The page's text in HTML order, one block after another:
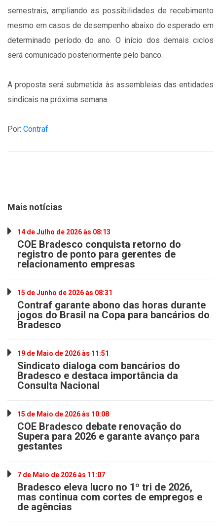
semestrais, ampliando as possibilidades de recebimento
mesmo em casos de desempenho abaixo do esperado em
determinado período do ano. O início dos demais ciclos
será comunicado posteriormente pelo banco.
A proposta será submetida às assembleias das entidades
sindicais na próxima semana.
Por: Contraf
Mais notícias
14 de Julho de 2026 às 08:13
COE Bradesco conquista retorno do
registro de ponto para gerentes de
relacionamento empresas
15 de Junho de 2026 às 08:31
Contraf garante abono das horas durante
jogos do Brasil na Copa para bancários do
Bradesco
19 de Maio de 2026 às 11:51
Sindicato dialoga com bancários do
Bradesco e destaca importância da
Consulta Nacional
15 de Maio de 2026 às 10:08
COE Bradesco debate renovação do
Supera para 2026 e garante avanço para
gestantes
7 de Maio de 2026 às 11:07
Bradesco eleva lucro no 1º tri de 2026,
mas continua com cortes de empregos e
de agências